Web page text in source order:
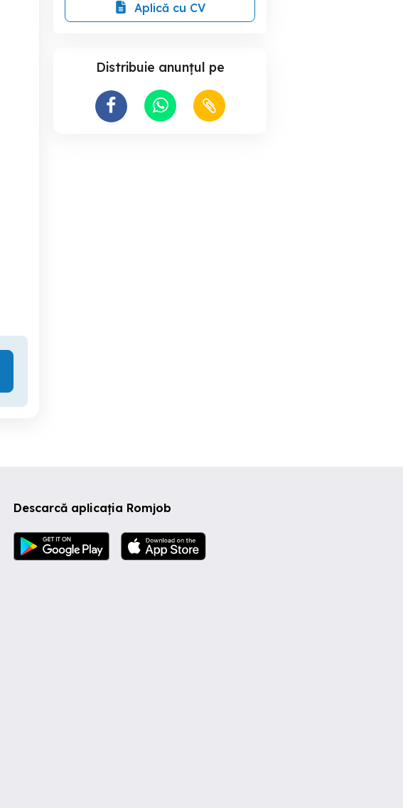
Aplică cu CV
Distribuie anunțul pe
Descarcă aplicația Romjob